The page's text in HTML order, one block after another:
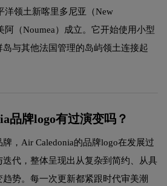
洋领土新喀里多尼亚（New
阿（Noumea）成立。它开始使用小型
与其他法国管理的岛屿领土连接起
品牌logo有过演变吗？
，Air Caledonia的品牌logo在发展过
代，整体呈现出从复杂到简约、从具
势。每一次更新都紧跟时代审美潮